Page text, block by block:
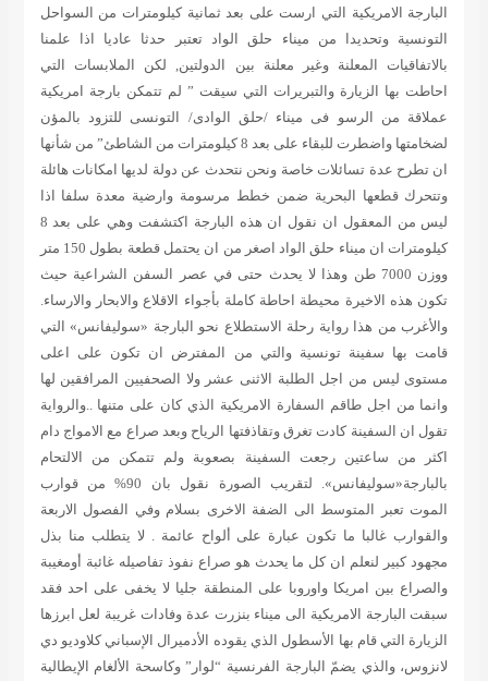
البارجة الامريكية التي ارست على بعد ثمانية كيلومترات من السواحل
التونسية وتحديدا من ميناء حلق الواد تعتبر حدثا عاديا اذا علمنا
بالاتفاقيات المعلنة وغير معلنة بين الدولتين, لكن الملابسات التي
احاطت بها الزيارة والتبريرات التي سيقت ” لم تتمكن بارجة امريكية
عملاقة من الرسو فى ميناء /حلق الوادى/ التونسى للتزود بالمؤن
لضخامتها واضطرت للبقاء على بعد 8 كيلومترات من الشاطئ” من شأنها
ان تطرح عدة تسائلات خاصة ونحن نتحدث عن دولة لديها امكانات هائلة
وتتحرك قطعها البحرية ضمن خطط مرسومة وارضية معدة سلفا اذا
ليس من المعقول ان نقول ان هذه البارجة اكتشفت وهي على بعد 8
كيلومترات ان ميناء حلق الواد اصغر من ان يحتمل قطعة بطول 150 متر
ووزن 7000 طن وهذا لا يحدث حتى في عصر السفن الشراعية حيث
تكون هذه الاخيرة محيطة احاطة كاملة بأجواء الاقلاع والابحار والارساء.
والأغرب من هذا رواية رحلة الاستطلاع نحو البارجة «سوليفانس» التي
قامت بها سفينة تونسية والتي من المفترض ان تكون على اعلى
مستوى ليس من اجل الطلبة الاثنى عشر ولا الصحفيين المرافقين لها
وانما من اجل طاقم السفارة الامريكية الذي كان على متنها ..والرواية
تقول ان السفينة كادت تغرق وتقاذفتها الرياح وبعد صراع مع الامواج دام
اكثر من ساعتين رجعت السفينة بصعوبة ولم تتمكن من الالتحام
بالبارجة«سوليفانس». لتقريب الصورة نقول بان 90% من قوارب
الموت تعبر المتوسط الى الضفة الاخرى بسلام وفي الفصول الاربعة
والقوارب غالبا ما تكون عبارة على ألواح عائمة . لا يتطلب منا بذل
مجهود كبير لنعلم ان كل ما يحدث هو صراع نفوذ تفاصيله غائبة أومغيبة
والصراع بين امريكا واوروبا على المنطقة جليا لا يخفى على احد فقد
سبقت البارجة الامريكية الى ميناء بنزرت عدة وفادات غريبة لعل ابرزها
الزيارة التي قام بها الأسطول الذي يقوده الأدميرال الإسباني كلاوديو دي
لانزوس، والذي يضمّ البارجة الفرنسية “لوار” وكاسحة الألغام الإيطالية